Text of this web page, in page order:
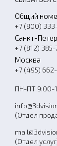
Общий
+7 (800)
Санкт-
+7 (812)
Москва
+7 (495)
ПН-ПТ 9:00-
(Отдел
(Отдел